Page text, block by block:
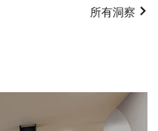
所有洞察